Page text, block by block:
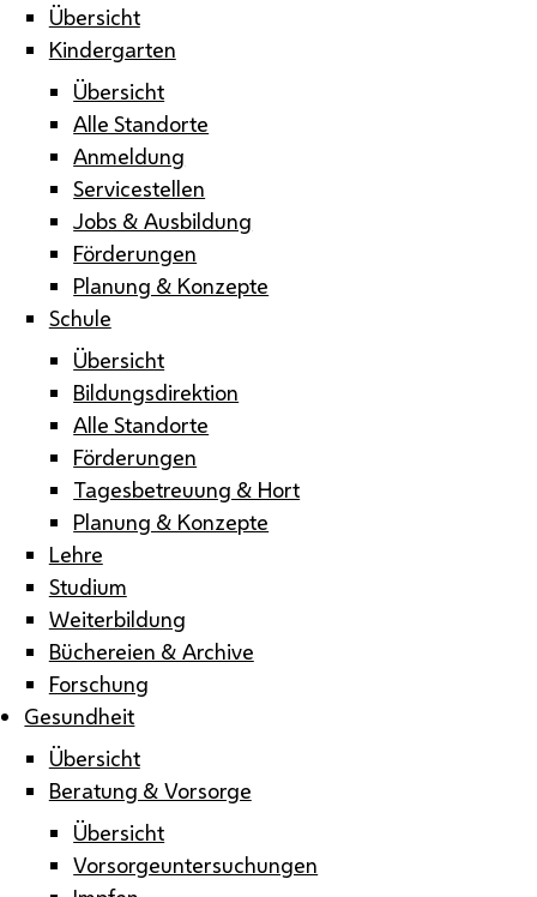
Übersicht
Kindergarten
Übersicht
Alle Standorte
Anmeldung
Servicestellen
Jobs & Ausbildung
Förderungen
Planung & Konzepte
Schule
Übersicht
Bildungsdirektion
Alle Standorte
Förderungen
Tagesbetreuung & Hort
Planung & Konzepte
Lehre
Studium
Weiterbildung
Büchereien & Archive
Forschung
Gesundheit
Übersicht
Beratung & Vorsorge
Übersicht
Vorsorgeuntersuchungen